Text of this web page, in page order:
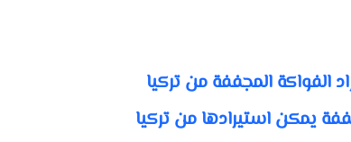
الفواكة المجففة من تركيا